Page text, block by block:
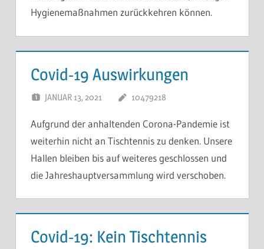
Hygienemaßnahmen zurückkehren können.
Covid-19 Auswirkungen
JANUAR 13, 2021 10479218
Aufgrund der anhaltenden Corona-Pandemie ist
weiterhin nicht an Tischtennis zu denken. Unsere
Hallen bleiben bis auf weiteres geschlossen und
die Jahreshauptversammlung wird verschoben.
Covid-19: Kein Tischtennis